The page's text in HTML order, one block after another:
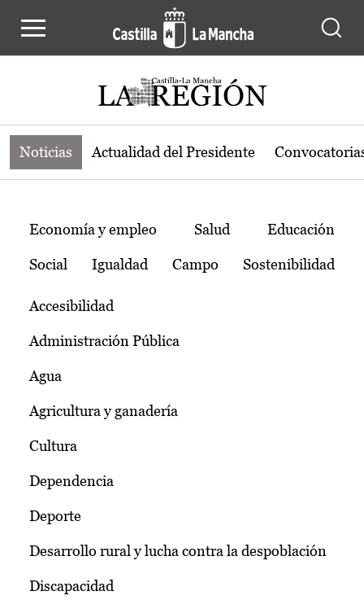
Noticias de la región de Castilla-La
Noticias Actualidad del Presidente
Temas
Economía y empleo Salud Educación
Social Igualdad Campo Sostenibilidad
Accesibilidad
Administración Pública
Agua
Agricultura y ganadería
Cultura
Dependencia
Deporte
Desarrollo rural y lucha contra la despoblación
Discapacidad